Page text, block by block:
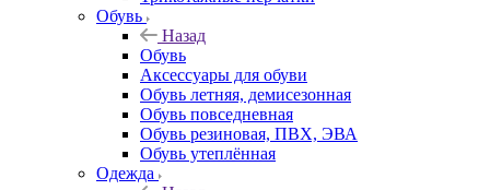
Обувь
Назад
Обувь
Аксессуары для обуви
Обувь летняя, демисезонная
Обувь повседневная
Обувь резиновая, ПВХ, ЭВА
Обувь утеплённая
Одежда